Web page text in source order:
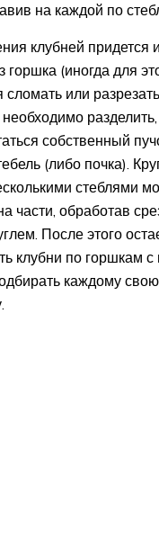
на каждой по
клубней придется
горшка (иногда для
сломать или
собственный
(либо почка).
стеблями
части, обработав
После этого
клубни по горшкам с
каждому